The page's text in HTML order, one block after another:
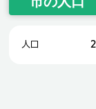
人口